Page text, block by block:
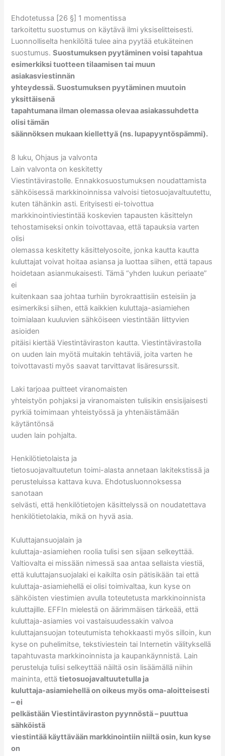
Ehdotetussa [26 §] 1 momentissa
tarkoitettu suostumus on käytävä ilmi yksiselitteisesti.
Luonnolliselta henkilöltä tulee aina pyytää etukäteinen
suostumus.Suostumuksen pyytäminen voisi tapahtua
esimerkiksi tuotteen tilaamisen tai muun
asiakasviestinnän
yhteydessä. Suostumuksen pyytäminen muutoin
yksittäisenä
tapahtumana ilman olemassa olevaa asiakassuhdetta
olisi tämän
säännöksen mukaan kiellettyä (ns. lupapyyntöspämmi).
8 luku, Ohjaus ja valvonta
Lain valvonta on keskitetty
Viestintävirastolle. Ennakkosuostumuksen noudattamista
sähköisessä markkinoinnissa valvoisi tietosuojavaltuutettu,
kuten tähänkin asti. Erityisesti ei-toivottua
markkinointiviestintää koskevien tapausten käsittelyn
tehostamiseksi onkin toivottavaa, että tapauksia varten
olisi
olemassa keskitetty käsittelyosoite, jonka kautta kautta
kuluttajat voivat hoitaa asiansa ja luottaa siihen, että tapaus
hoidetaan asianmukaisesti. Tämä “yhden luukun periaate”
ei
kuitenkaan saa johtaa turhiin byrokraattisiin esteisiin ja
esimerkiksi siihen, että kaikkien kuluttaja-asiamiehen
toimialaan kuuluvien sähköiseen viestintään liittyvien
asioiden
pitäisi kiertää Viestintäviraston kautta. Viestintävirastolla
on uuden lain myötä muitakin tehtäviä, joita varten he
toivottavasti myös saavat tarvittavat lisäresurssit.
Laki tarjoaa puitteet viranomaisten
yhteistyön pohjaksi ja viranomaisten tulisikin ensisijaisesti
pyrkiä toimimaan yhteistyössä ja yhtenäistämään
käytäntönsä
uuden lain pohjalta.
Henkilötietolaista ja
tietosuojavaltuutetun toimi-alasta annetaan lakitekstissä ja
perusteluissa kattava kuva. Ehdotusluonnoksessa
sanotaan
selvästi, että henkilötietojen käsittelyssä on noudatettava
henkilötietolakia, mikä on hyvä asia.
Kuluttajansuojalain ja
kuluttaja-asiamiehen roolia tulisi sen sijaan selkeyttää.
Valtiovalta ei missään nimessä saa antaa sellaista viestiä,
että kuluttajansuojalaki ei kaikilta osin pätisikään tai että
kuluttaja-asiamiehellä ei olisi toimivaltaa, kun kyse on
sähköisten viestimien avulla toteutetusta markkinoinnista
kuluttajille. EFFIn mielestä on äärimmäisen tärkeää, että
kuluttaja-asiamies voi vastaisuudessakin valvoa
kuluttajansuojan toteutumista tehokkaasti myös silloin, kun
kyse on puhelimitse, tekstiviestein tai Internetin välityksellä
tapahtuvasta markkinoinnista ja kaupankäynnistä. Lain
perusteluja tulisi selkeyttää näiltä osin lisäämällä niihin
maininta, ettätietosuojavaltuutetulla ja
kuluttaja-asiamiehellä on oikeus myös oma-aloitteisesti
– ei
pelkästään Viestintäviraston pyynnöstä – puuttua
sähköistä
viestintää käyttävään markkinointiin niiltä osin, kun kyse
on